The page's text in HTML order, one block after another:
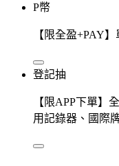
P幣
【限全盈+PAY
登記抽
【限APP下單】
用記錄器、國際